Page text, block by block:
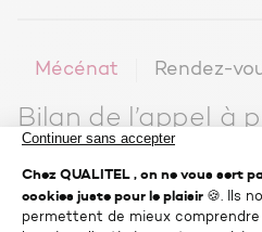
Mécénat Rendez-
Bilan de l’appel à
Fonds de dotation